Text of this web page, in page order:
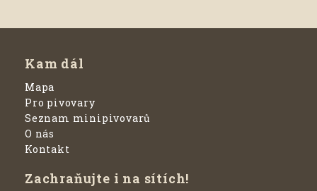
Kam dál
Mapa
Pro pivovary
Seznam minipivovarů
O nás
Kontakt
Zachraňujte i na sítích!